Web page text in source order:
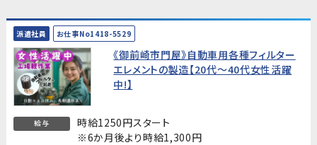
派遣社員 お仕事No1418-5529
《御前崎市門屋》自動車用各種フィルター
エレメントの製造【20代～40代女性活躍
中!】
給与
時給1250円スタート
※6か月後より時給1,300円